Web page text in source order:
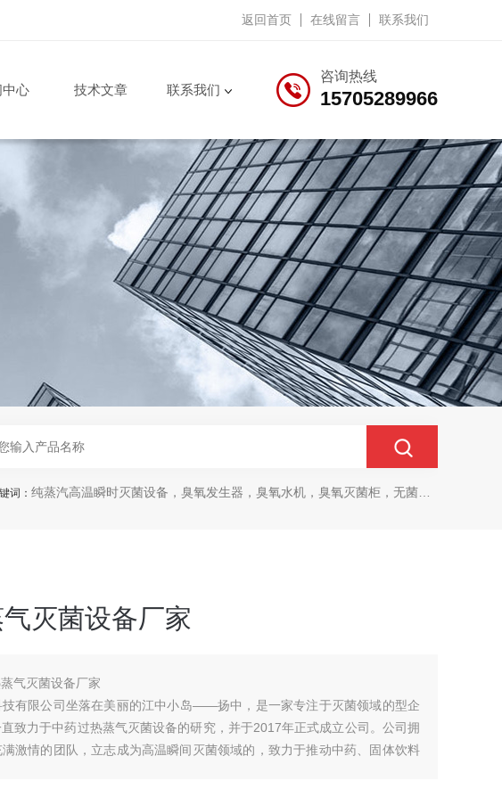
返回首页 在线留言 联系我们
咨询热线
15705289966
中心 技术文章 联系我们
词： 纯蒸汽高温瞬时灭菌设备，臭氧发生器，臭氧水机，臭氧灭菌柜，无菌传递仓
灭菌设备厂家
气灭菌设备厂家
有限公司坐落在美丽的江中小岛——扬中，是一家专注于灭菌领域的型企
致力于中药过热蒸气灭菌设备的研究，并于2017年正式成立公司。公司拥
激情的团队，立志成为高温瞬间灭菌领域的，致力于推动中药、固体饮料